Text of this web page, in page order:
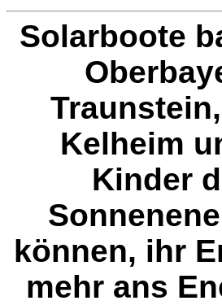
Solarboote
Kelheim
Kinder
können, ihr
mehr ans